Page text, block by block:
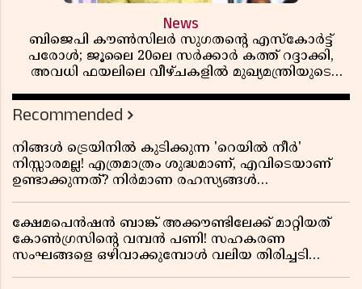
News
ബിജെപി കൗൺസിലർ സുഗതന്റെ എസ്‌കോർട്ട്
പരോൾ; ജൂലൈ 20ലെ സർക്കാർ കത്ത് റദ്ദാക്കി,
അവധി ഫയലിലെ വീഴ്ചകളിൽ മുഖ്യമന്ത്രിയുടെ
Recommended
നിങ്ങൾ ട്രെയിനിൽ കുടിക്കുന്ന 'റെയിൽ നീർ'
നിസ്സാരമല്ല! എത്രമാത്രം ശുദ്ധമാണ്, എവിടെയാണ്
ഉണ്ടാക്കുന്നത്? നിർമാണ രഹസ്യങ്ങൾ
ക്ഷേമപെൻഷൻ ബാങ്ക് അക്കൗണ്ടിലേക്ക് മാറ്റിയത്
കോൺഗ്രസിന്റെ വമ്പൻ പണി! സഹകരണ
സംഘങ്ങളെ ഒഴിവാക്കുമ്പോൾ വലിയ തിരിച്ചടി